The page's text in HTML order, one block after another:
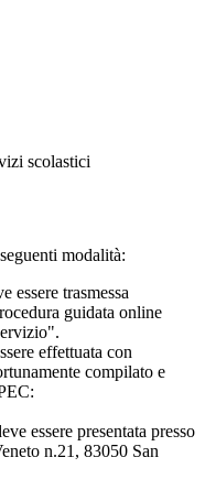
scolastici
modalità:
essere trasmessa
guidata online
effettuata con
compilato e
essere presentata presso
n.21, 83050 San